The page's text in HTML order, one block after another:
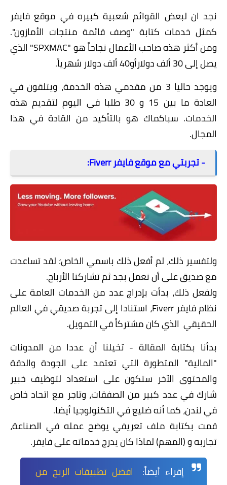
نجد ان لبعض القوائم شعبية كبيره في موقع فايفر
كمثل خدمات كتابة "وصف قائمة منتجات الأمازون".
ومن أكثر هذه صاحب الأعمال نجاحاً هو "SPXMAC" الذي
يصل إلى 30 ألف دولارأو40 ألف دولار شهرياً.
ويوجد حاليا 3 من مقدمي هذه الخدمة، ويتلقون في
العادة ما بين 15 و 30 طلبا في اليوم لتقديم هذه
الخدمات. سباكماك هو بالتأكيد من القادة في هذا
المجال.
- تجربتي مع موقع فايفر Fiverr:
ولتفسير ذلك، لم أفعل ذلك باسمي الخاص؛ لقد تساعدت
مع صديق على أن نعمل بجد ثم تشاركنا الأرباح.
ولفعل ذلك، بدأت بإدراج عدد من الخدمات العامة على
نظام فايفر Fiverr، استنادا إلى تجربة صديقي في العالم
الحقيقي الذي كان مشتركاً في التمويل.
بدأنا بكتابة المقالة - تخيلنا أن عددا من المدونات
"المالية" المتطورة التي تعتمد على الجودة والدقة
والمحتوى الآخر ستكون على استعداد لتوظيف خبير
شارك في عدد كبير من الصفقات، وتاجر مع اتحاد خاص
في لندن، كما أنه ضليع في التكنولوجيا أيضا.
قمت بكتابة ملف تعريفي يوضح عمله في الصناعة،
تجاربه و (المهم) لماذا كان يدرج خدماته على فايفر.
إقراء أيضاً: افضل تطبيقات الربح من